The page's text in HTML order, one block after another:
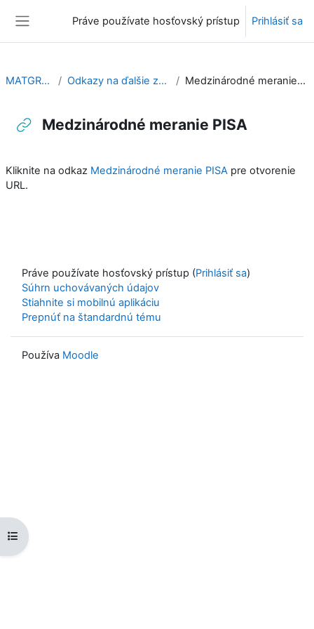
Práve používate hosťovský prístup Prihlásiť sa
Otvoriť index kurzu
MATGRAM Odkazy na ďalšie zdroje Medzinárodné meranie PISA
Medzinárodné meranie PISA
Kliknite na odkaz Medzinárodné meranie PISA pre otvorenie
URL.
Práve používate hosťovský prístup (Prihlásiť sa)
Súhrn uchovávaných údajov
Stiahnite si mobilnú aplikáciu
Prepnúť na štandardnú tému
Používa Moodle